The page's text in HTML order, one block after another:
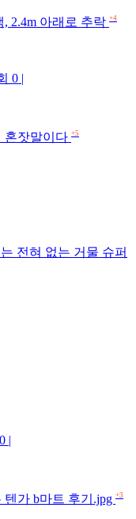
2.4m 아래로 추락 +4
0 |
혼잣말이다 +5
전혀 없는 거물 슈퍼
|
가 b마트 후기.jpg +3